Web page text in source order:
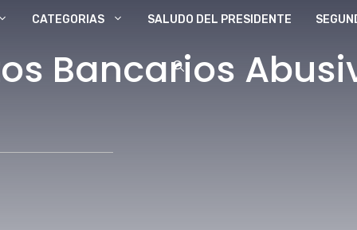
CATEGORIAS SALUDO DEL PRESIDENTE
Bancarios